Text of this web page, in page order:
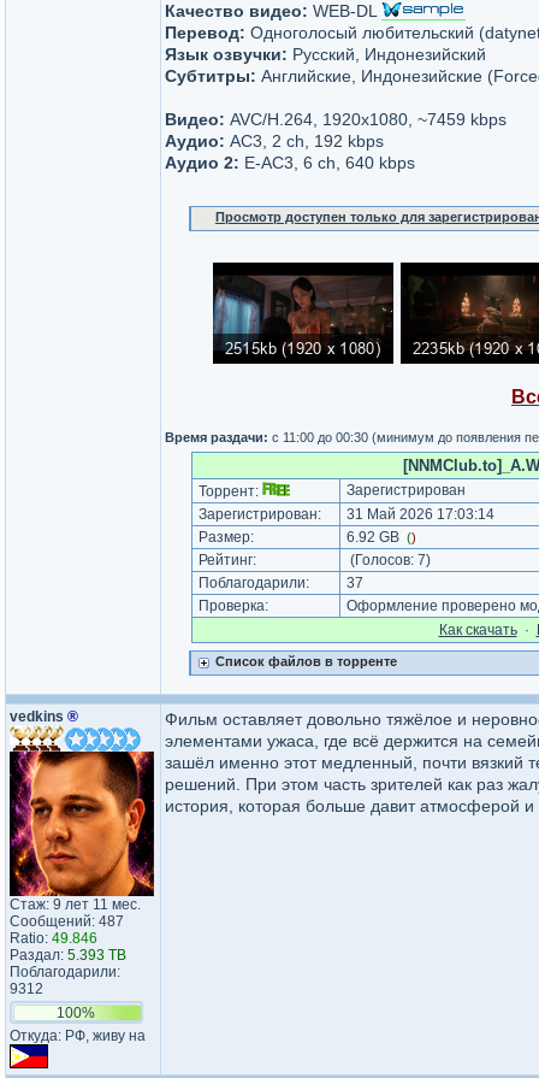
Качество видео: WEB-DL
Перевод: Одноголосый любительский
Язык озвучки: Русский, Индонезийский
Субтитры: Английские, Индонезийские
Видео: AVC/H.264, 1920x1080, ~7459 kbps
Аудио: AC3, 2 ch, 192 kbps
Аудио 2: E-AC3, 6 ch, 640 kbps
Просмотр доступен только для
Время раздачи: с 11:00 до 00:30 (минимум до появления
Торрент:
Зарегистрирован
Зарегистрирован:
31 Май 2026 17:03:14
Размер:
6.92 GB ()
Рейтинг: (Голосов: 7)
Поблагодарили:
37
Проверка:
Оформление проверено
Как cкачать·
Список файлов в торренте
vedkins ®
Стаж: 9 лет 11 мес.
Сообщений: 487
Ratio: 49.846
Раздал: 5.393 TB
Поблагодарили:
9312
100%
Откуда: РФ, живу на
Фильм оставляет довольно тяжёлое и
элементами ужаса, где всё держится на
зашёл именно этот медленный, почти вязкий
решений. При этом часть зрителей как раз
история, которая больше давит атмосферой